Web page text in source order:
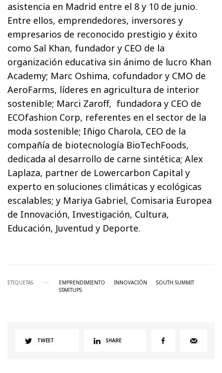
asistencia en Madrid entre el 8 y 10 de junio.
Entre ellos, emprendedores, inversores y
empresarios de reconocido prestigio y éxito
como Sal Khan, fundador y CEO de la
organización educativa sin ánimo de lucro Khan
Academy; Marc Oshima, cofundador y CMO de
AeroFarms, líderes en agricultura de interior
sostenible; Marci Zaroff, fundadora y CEO de
ECOfashion Corp, referentes en el sector de la
moda sostenible; Iñigo Charola, CEO de la
compañía de biotecnología BioTechFoods,
dedicada al desarrollo de carne sintética; Alex
Laplaza, partner de Lowercarbon Capital y
experto en soluciones climáticas y ecológicas
escalables; y Mariya Gabriel, Comisaria Europea
de Innovación, Investigación, Cultura,
Educación, Juventud y Deporte.
ETIQUETAS EMPRENDIMIENTO INNOVACIÓN
SOUTH SUMMIT
STARTUPS
TWEET SHARE